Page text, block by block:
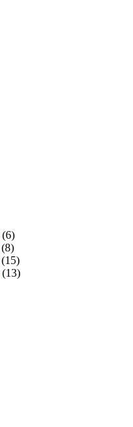
(6)
(8)
(15)
(13)